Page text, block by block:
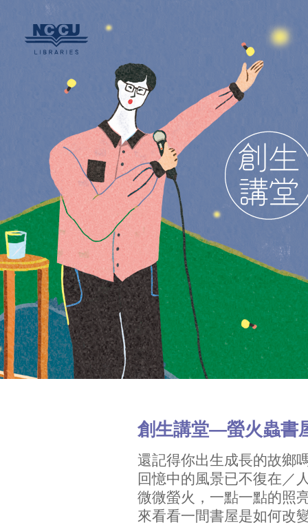
創生講堂—螢火蟲書
還記得你出生成長的故鄉
回憶中的風景已不復在／
微微螢火，一點一點的照
來看看一間書屋是如何改